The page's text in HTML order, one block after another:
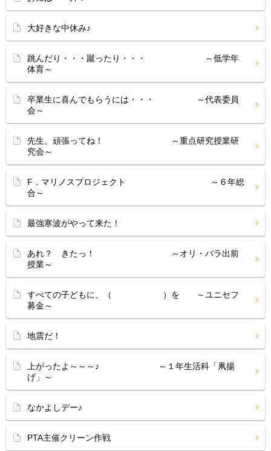
大好きな中休み♪
跳んだり・・・蹴ったり・・・ ～低学年
体育～
卒業生に喜んでもらうには・・・ ～代表委員
会～
先生、頑張ってね！ ～重点研究授業研
究会～
F．マリノスプロジェクト ～６年総
合～
最強寒波がやって来た！
あれ？ きたっ！ ～オリ・パラ出前
授業～
すべての子どもに、（ ）を ～ユニセフ
募金～
地震だ！
上がったよ～～～♪ ～１年生活科「凧揚
げ」～
なかよしデー♪
PTA主催クリーン作戦